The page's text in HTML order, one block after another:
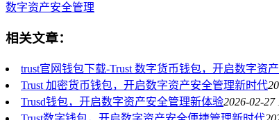
数字资产安全管理
相关文章：
trust官网钱包下载-Trust 数字货币钱包，开启数字资
Trust 加密货币钱包，开启数字资产安全管理新时代
Trusd钱包，开启数字资产安全管理新体验2026-02-27